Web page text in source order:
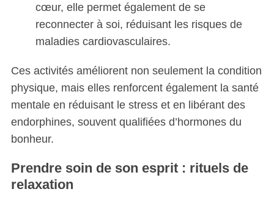
cœur, elle permet également de se
reconnecter à soi, réduisant les risques de
maladies cardiovasculaires.
Ces activités améliorent non seulement la condition
physique, mais elles renforcent également la santé
mentale en réduisant le stress et en libérant des
endorphines, souvent qualifiées d’hormones du
bonheur.
Prendre soin de son esprit : rituels de
relaxation